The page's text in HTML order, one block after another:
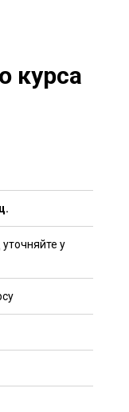
курса
у